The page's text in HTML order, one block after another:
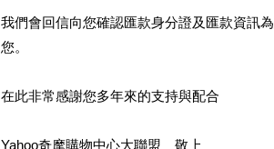
我們會回信向您確認匯款身分證及匯款資訊
您。
在此非常感謝您多年來的支持與配合
Yahoo奇摩購物中心大聯盟 敬上